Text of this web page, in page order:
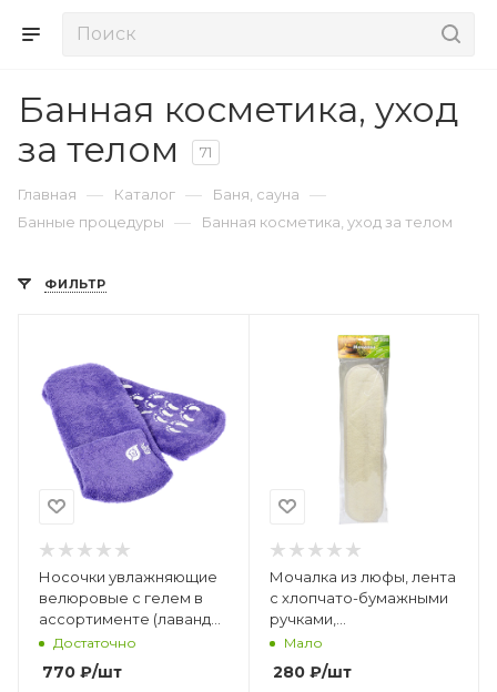
Банная косметика, уход
за телом
71
Главная — Каталог — Баня, сауна —
Банные процедуры — Банная косметика, уход за телом
ФИЛЬТР
Носочки увлажняющие
велюровые с гелем в
ассортименте (лаванда,
алоэ вера) "Банные
штучки"/40213
Достаточно
770 ₽/шт
Мочалка из люфы, лента
с хлопчато-бумажными
ручками,
овальная/40056
Мало
280₽/шт